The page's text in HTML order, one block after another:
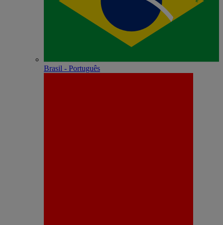
Brasil - Português